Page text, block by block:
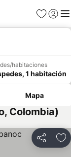
Favoritos
Iniciar
habitaciones
1 habitación
Mapa
Colombia)
Compartir